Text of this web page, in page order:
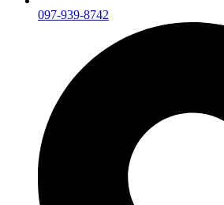
097-939-8742